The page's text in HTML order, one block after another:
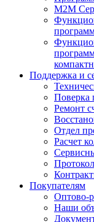
M2M
Поддержка и
Поверка
Ремонт
Отдел
Расчет
Покупателям
Оптово-
Наши